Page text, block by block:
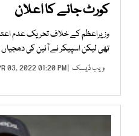
کورٹ جانے کا اعلان
وزیراعظم کے خلاف تحریک عدم
تھی لیکن اسپیکر نے آئین کی دھجیاں
ویب ڈیسک | APR 03, 2022 01:20 PM |